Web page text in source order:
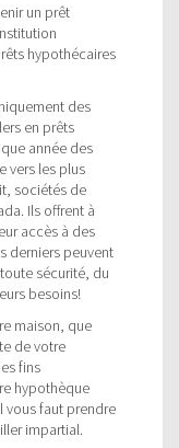
un prêt
hypothécaires
des
en prêts
année des
vers les plus
sociétés de
Ils offrent à
accès à des
derniers peuvent
sécurité, du
besoins!
maison, que
de votre
fins
hypothèque
vous faut prendre
impartial.